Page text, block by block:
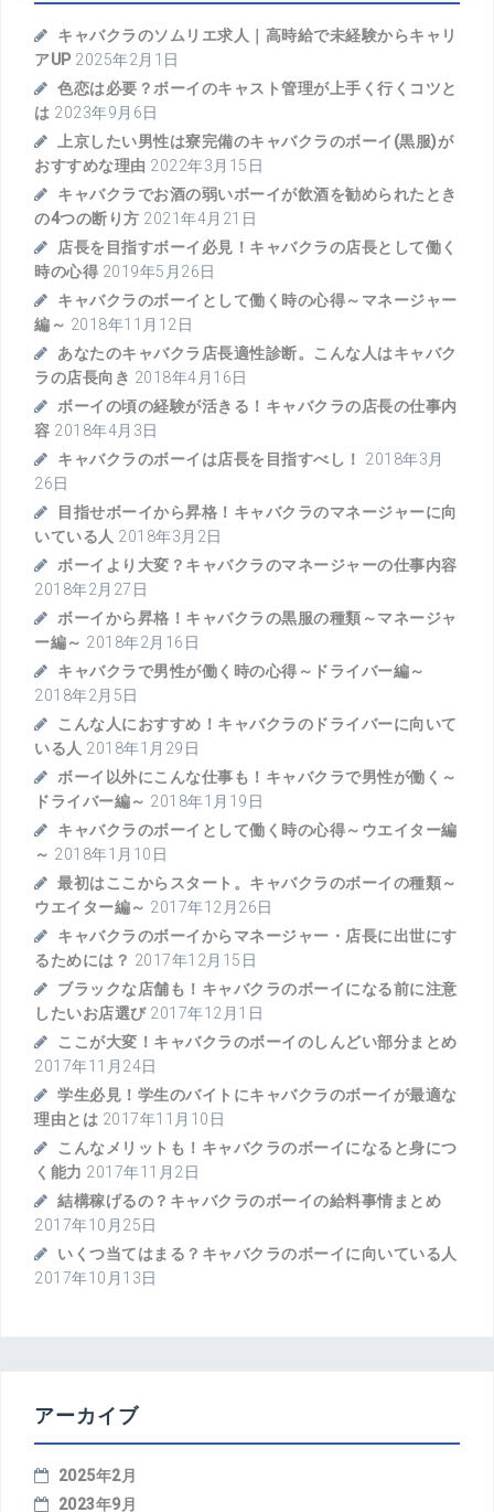
キャバクラのソムリエ求人｜高時給で未経験からキャリ
アUP 2025年2月1日
色恋は必要？ボーイのキャスト管理が上手く行くコツと
は 2023年9月6日
上京したい男性は寮完備のキャバクラのボーイ(黒服)が
おすすめな理由 2022年3月15日
キャバクラでお酒の弱いボーイが飲酒を勧められたとき
の4つの断り方 2021年4月21日
店長を目指すボーイ必見！キャバクラの店長として働く
時の心得 2019年5月26日
キャバクラのボーイとして働く時の心得～マネージャー
編～ 2018年11月12日
あなたのキャバクラ店長適性診断。こんな人はキャバク
ラの店長向き 2018年4月16日
ボーイの頃の経験が活きる！キャバクラの店長の仕事内
容 2018年4月3日
キャバクラのボーイは店長を目指すべし！
2018年3月
26日
目指せボーイから昇格！キャバクラのマネージャーに向
いている人 2018年3月2日
ボーイより大変？キャバクラのマネージャーの仕事内容
2018年2月27日
ボーイから昇格！キャバクラの黒服の種類～マネージャ
ー編～ 2018年2月16日
キャバクラで男性が働く時の心得～ドライバー編～
2018年2月5日
こんな人におすすめ！キャバクラのドライバーに向いて
いる人 2018年1月29日
ボーイ以外にこんな仕事も！キャバクラで男性が働く～
ドライバー編～ 2018年1月19日
キャバクラのボーイとして働く時の心得～ウエイター編
～ 2018年1月10日
最初はここからスタート。キャバクラのボーイの種類～
ウエイター編～ 2017年12月26日
キャバクラのボーイからマネージャー・店長に出世にす
るためには？ 2017年12月15日
ブラックな店舗も！キャバクラのボーイになる前に注意
したいお店選び 2017年12月1日
ここが大変！キャバクラのボーイのしんどい部分まとめ
2017年11月24日
学生必見！学生のバイトにキャバクラのボーイが最適な
理由とは 2017年11月10日
こんなメリットも！キャバクラのボーイになると身につ
く能力 2017年11月2日
結構稼げるの？キャバクラのボーイの給料事情まとめ
2017年10月25日
いくつ当てはまる？キャバクラのボーイに向いている人
2017年10月13日
アーカイブ
2025年2月
2023年9月